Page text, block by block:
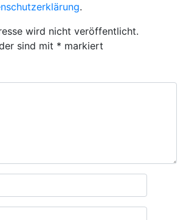
.
wird nicht veröffentlicht.
sind mit * markiert